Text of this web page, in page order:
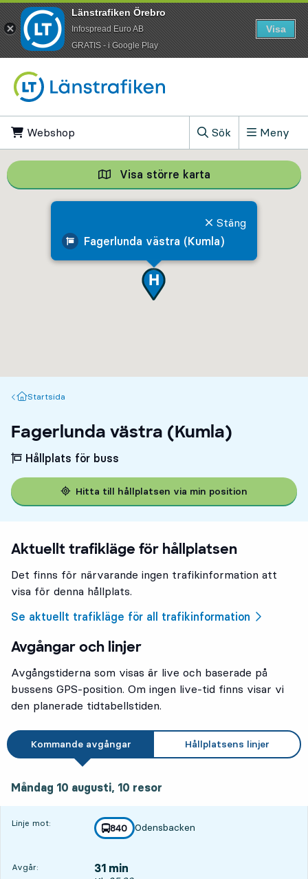
Webshop
Sök
, Visa sökfältet
Meny
Fagerlunda västra (Kumla)
Stäng
Visa större karta Visa större
Startsida
Startsida
Fagerlunda västra (Kumla)
Hållplats för buss
Hitta till hållplatsen via min position
Aktuellt trafikläge för hållplatsen
Det finns för närvarande ingen trafikinformation att
visa för denna hållplats.
Se aktuellt trafikläge för all trafikinformation
Avgångar och linjer
Avgångstiderna som visas är live och baserade på
bussens GPS-position. Om ingen live-tid finns visar vi
den planerade tidtabellstiden.
Kommande avgångar Hållplatsens linjer
Måndag 10 augusti, 10 resor
Linje mot: linje
840
mot
Odensbacken
,
Avgår: 31 min
Länstrafiken Örebro
Infospread Euro AB
​GRATIS - i Google Play
Visa